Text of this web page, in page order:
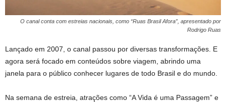
O canal conta com estreias nacionais, como “Ruas Brasil Afora”, apresentado por
Rodrigo Ruas
Lançado em 2007, o canal passou por diversas transformações. E
agora será focado em conteúdos sobre viagem, abrindo uma
janela para o público conhecer lugares de todo Brasil e do mundo.
Na semana de estreia, atrações como “A Vida é uma Passagem” e